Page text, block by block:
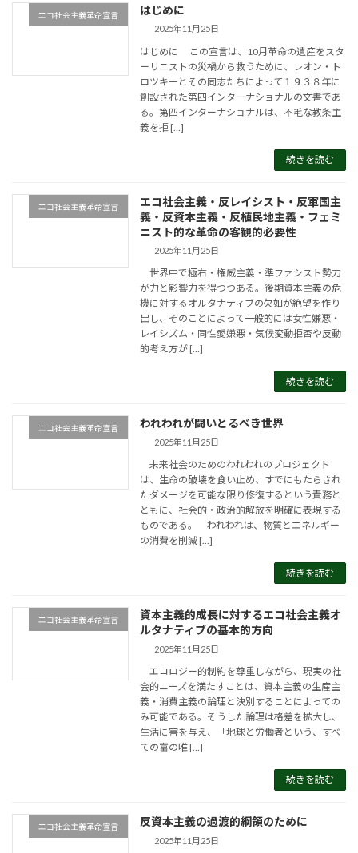
エコ社会主義革命宣言 はじめに
2025年11月25日
はじめに この宣言は、10月革命の遺産をスタ
ーリニストの災禍から救うために、レオン・ト
ロツキーとその同志たちによって１９３８年に
創設された第四インターナショナルの文書であ
る。第四インターナショナルは、不毛な教条主
義を拒 […]
続きを読む
エコ社会主義革命宣言
エコ社会主義・反レイシスト・反軍国主
義・反資本主義・反植民地主義・フェミ
ニスト的な革命の客観的必要性
2025年11月25日
世界中で極右・権威主義・準ファシスト勢力
が力と影響力を得つつある。後期資本主義の危
機に対するオルタナティブの欠如が絶望を作り
出し、そのことによって一般的には女性嫌悪・
レイシズム・同性愛嫌悪・気候変動拒否や反動
的考え方が […]
続きを読む
エコ社会主義革命宣言 われわれが闘いとるべき世界
2025年11月25日
未来社会のためのわれわれのプロジェクト
は、生命の破壊を食い止め、すでにもたらされ
たダメージを可能な限り修復するという責務と
ともに、社会的・政治的解放を明確に表現する
ものである。 われわれは、物質とエネルギー
の消費を削減 […]
続きを読む
エコ社会主義革命宣言
資本主義的成長に対するエコ社会主義オ
ルタナティブの基本的方向
2025年11月25日
エコロジー的制約を尊重しながら、現実の社
会的ニーズを満たすことは、資本主義の生産主
義・消費主義の論理と決別することによっての
み可能である。そうした論理は格差を拡大し、
生活に害を与え、「地球と労働者という、すべ
ての富の唯 […]
続きを読む
エコ社会主義革命宣言 反資本主義の過渡的綱領のために
2025年11月25日